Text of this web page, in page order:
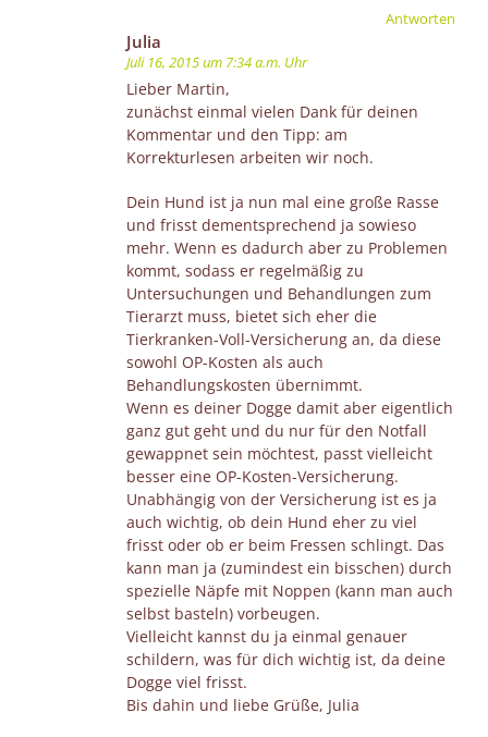
Antworten
Julia
Juli 16, 2015 um 7:34 a.m. Uhr
Lieber Martin,
zunächst einmal vielen Dank für deinen
Kommentar und den Tipp: am
Korrekturlesen arbeiten wir noch.
Dein Hund ist ja nun mal eine große Rasse
und frisst dementsprechend ja sowieso
mehr. Wenn es dadurch aber zu Problemen
kommt, sodass er regelmäßig zu
Untersuchungen und Behandlungen zum
Tierarzt muss, bietet sich eher die
Tierkranken-Voll-Versicherung an, da diese
sowohl OP-Kosten als auch
Behandlungskosten übernimmt.
Wenn es deiner Dogge damit aber eigentlich
ganz gut geht und du nur für den Notfall
gewappnet sein möchtest, passt vielleicht
besser eine OP-Kosten-Versicherung.
Unabhängig von der Versicherung ist es ja
auch wichtig, ob dein Hund eher zu viel
frisst oder ob er beim Fressen schlingt. Das
kann man ja (zumindest ein bisschen) durch
spezielle Näpfe mit Noppen (kann man auch
selbst basteln) vorbeugen.
Vielleicht kannst du ja einmal genauer
schildern, was für dich wichtig ist, da deine
Dogge viel frisst.
Bis dahin und liebe Grüße, Julia